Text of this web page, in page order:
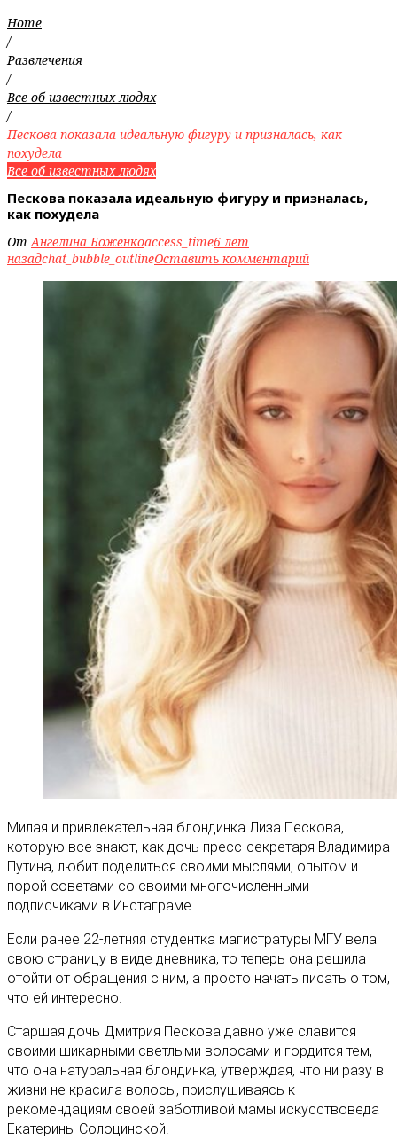
Home
/
Развлечения
/
Все об известных людях
/
Пескова показала идеальную фигуру и призналась, как
похудела
Все об известных людях
Пескова показала идеальную фигуру и призналась,
как похудела
ОтАнгелина Боженкоaccess_time6 лет
назадchat_bubble_outlineОставить комментарий
Милая и привлекательная блондинка Лиза Пескова,
которую все знают, как дочь пресс-секретаря Владимира
Путина, любит поделиться своими мыслями, опытом и
порой советами со своими многочисленными
подписчиками в Инстаграме.
Если ранее 22-летняя студентка магистратуры МГУ вела
свою страницу в виде дневника, то теперь она решила
отойти от обращения с ним, а просто начать писать о том,
что ей интересно.
Старшая дочь Дмитрия Пескова давно уже славится
своими шикарными светлыми волосами и гордится тем,
что она натуральная блондинка, утверждая, что ни разу в
жизни не красила волосы, прислушиваясь к
рекомендациям своей заботливой мамы искусствоведа
Екатерины Солоцинской.